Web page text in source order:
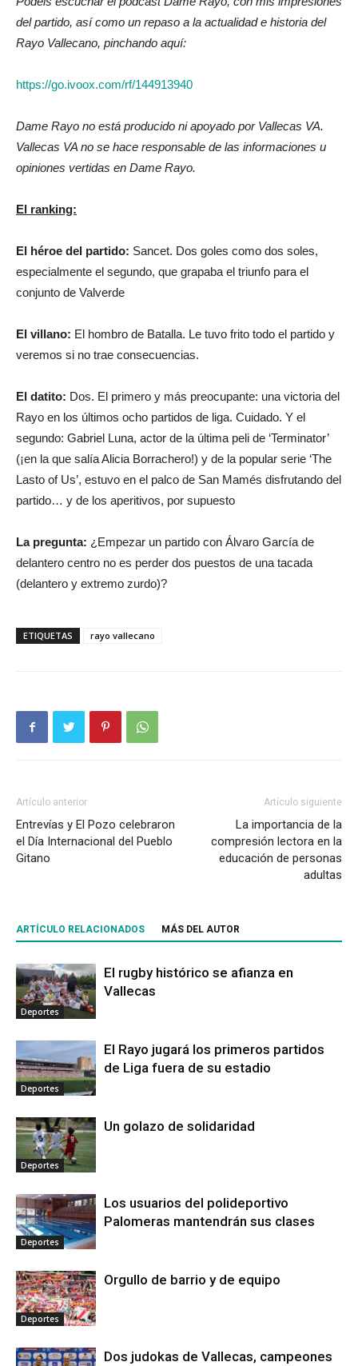
del partido, así como un repaso a la actualidad e historia del
Rayo Vallecano, pinchando aquí:
https://go.ivoox.com/rf/144913940
Dame Rayo no está producido ni apoyado por Vallecas VA.
Vallecas VA no se hace responsable de las informaciones u
opiniones vertidas en Dame Rayo.
El ranking:
El héroe del partido: Sancet. Dos goles como dos soles,
especialmente el segundo, que grapaba el triunfo para el
conjunto de Valverde
El villano: El hombro de Batalla. Le tuvo frito todo el partido y
veremos si no trae consecuencias.
El datito: Dos. El primero y más preocupante: una victoria del
Rayo en los últimos ocho partidos de liga. Cuidado. Y el
segundo: Gabriel Luna, actor de la última peli de ‘Terminator’
(¡en la que salía Alicia Borrachero!) y de la popular serie ‘The
Lasto of Us’, estuvo en el palco de San Mamés disfrutando del
partido… y de los aperitivos, por supuesto
La pregunta: ¿Empezar un partido con Álvaro García de
delantero centro no es perder dos puestos de una tacada
(delantero y extremo zurdo)?
ETIQUETAS rayo vallecano
Artículo anterior
Entrevías y El Pozo celebraron
el Día Internacional del Pueblo
Gitano
Artículo siguiente
La importancia de la
compresión lectora en la
educación de personas
adultas
ARTÍCULO RELACIONADOS MÁS DEL AUTOR
Deportes
El rugby histórico se afianza en
Vallecas
Deportes
El Rayo jugará los primeros partidos
de Liga fuera de su estadio
Deportes
Un golazo de solidaridad
Deportes
Los usuarios del polideportivo
Palomeras mantendrán sus clases
Deportes
Orgullo de barrio y de equipo
Dos judokas de Vallecas, campeones